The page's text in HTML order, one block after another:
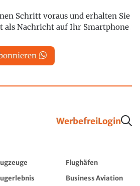
Schritt voraus und erhalten Sie
als Nachricht auf Ihr Smartphone
WerbefreiLogin
Flughäfen
Business Aviation